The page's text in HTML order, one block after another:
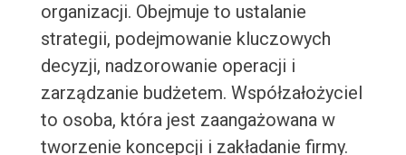
organizacji. Obejmuje to ustalanie
strategii, podejmowanie kluczowych
decyzji, nadzorowanie operacji i
zarządzanie budżetem. Współzałożyciel
to osoba, która jest zaangażowana w
tworzenie koncepcji i zakładanie firmy.